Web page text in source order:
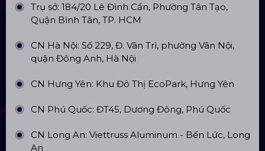
Trụ sở: 184/20 Lê Đình Cẩn, Phường Tân Tạo,
Quận Bình Tân, TP. HCM
CN Hà Nội: Số 229, Đ. Vân Trì, phường Vân Nội,
quận Đông Anh, Hà Nội
CN Hưng Yên: Khu Đô Thị EcoPark, Hưng Yên
CN Phú Quốc: ĐT45, Dương Đông, Phú Quốc
CN Long An: Viettruss Aluminum - Bến Lức, Long
An